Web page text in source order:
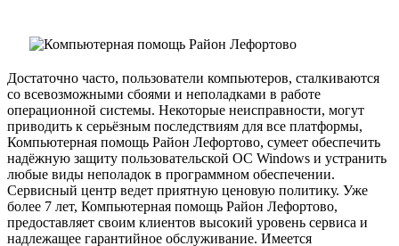
Достаточно часто, пользователи компьютеров, сталкиваются
со всевозможными сбоями и неполадками в работе
операционной системы. Некоторые неисправности, могут
приводить к серьёзным последствиям для все платформы,
Компьютерная помощь Район Лефортово, сумеет обеспечить
надёжную защиту пользовательской ОС Windows и устранить
любые виды неполадок в программном обеспечении.
Сервисный центр ведет приятную ценовую политику. Уже
более 7 лет, Компьютерная помощь Район Лефортово,
предоставляет своим клиентов высокий уровень сервиса и
надлежащее гарантийное обслуживание. Имеется